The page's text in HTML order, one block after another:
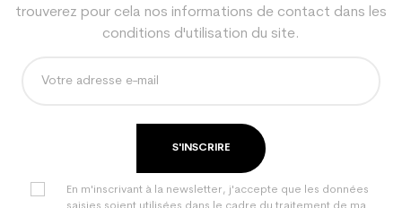
trouverez pour cela nos informations de contact dans les
conditions d'utilisation du site.
S'INSCRIRE
En m'inscrivant à la newsletter, j'accepte que les données
saisies soient utilisées dans le cadre du traitement de ma